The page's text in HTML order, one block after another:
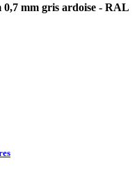
mm gris ardoise - RAL